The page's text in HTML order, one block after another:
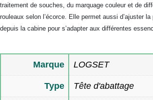
traitement de souches, du marquage couleur et de
rouleaux selon l’écorce. Elle permet aussi d’ajuster
depuis la cabine pour s’adapter aux différentes
Marque LOGSET
Type Tête d'abattage